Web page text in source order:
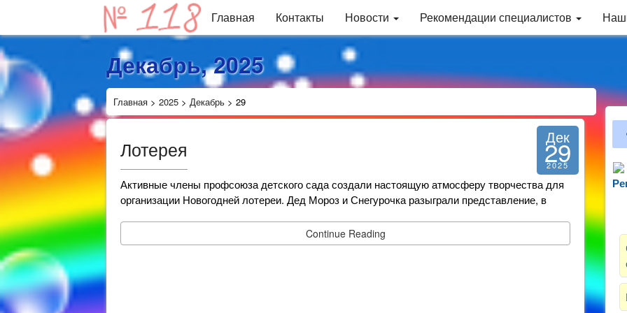
Главная Контакты Новости Рекомендации специалистов
Декабрь, 2025
Главная > 2025 > Декабрь > 29
Лотерея Дек
29
2025
Активные члены профсоюза детского сада создали настоящую атмосферу творчества для
организации Новогодней лотереи. Дед Мороз и Снегурочка разыграли представление, в
Continue Reading